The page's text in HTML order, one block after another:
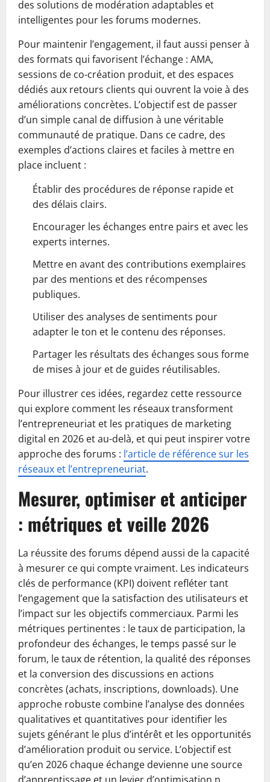
des solutions de modération adaptables et
intelligentes pour les forums modernes.
Pour maintenir l’engagement, il faut aussi penser à
des formats qui favorisent l’échange : AMA,
sessions de co-création produit, et des espaces
dédiés aux retours clients qui ouvrent la voie à des
améliorations concrètes. L’objectif est de passer
d’un simple canal de diffusion à une véritable
communauté de pratique. Dans ce cadre, des
exemples d’actions claires et faciles à mettre en
place incluent :
Établir des procédures de réponse rapide et
des délais clairs.
Encourager les échanges entre pairs et avec les
experts internes.
Mettre en avant des contributions exemplaires
par des mentions et des récompenses
publiques.
Utiliser des analyses de sentiments pour
adapter le ton et le contenu des réponses.
Partager les résultats des échanges sous forme
de mises à jour et de guides réutilisables.
Pour illustrer ces idées, regardez cette ressource
qui explore comment les réseaux transforment
l’entrepreneuriat et les pratiques de marketing
digital en 2026 et au-delà, et qui peut inspirer votre
approche des forums : l’article de référence sur les
réseaux et l’entrepreneuriat.
Mesurer, optimiser et anticiper
: métriques et veille 2026
La réussite des forums dépend aussi de la capacité
à mesurer ce qui compte vraiment. Les indicateurs
clés de performance (KPI) doivent refléter tant
l’engagement que la satisfaction des utilisateurs et
l’impact sur les objectifs commerciaux. Parmi les
métriques pertinentes : le taux de participation, la
profondeur des échanges, le temps passé sur le
forum, le taux de rétention, la qualité des réponses
et la conversion des discussions en actions
concrètes (achats, inscriptions, downloads). Une
approche robuste combine l’analyse des données
qualitatives et quantitatives pour identifier les
sujets générant le plus d’intérêt et les opportunités
d’amélioration produit ou service. L’objectif est
qu’en 2026 chaque échange devienne une source